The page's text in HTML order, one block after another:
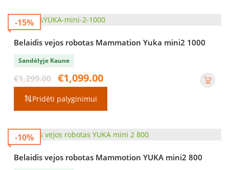
-15%
Belaidis vejos robotas Mammation Yuka mini2 1000
Sandėlyje Kaune
€1,299.00
Original
price
was:
€1,299.00.
€1,099.00
Pridėti palyginimui
-10%
Belaidis vejos robotas Mammotion YUKA mini2 800